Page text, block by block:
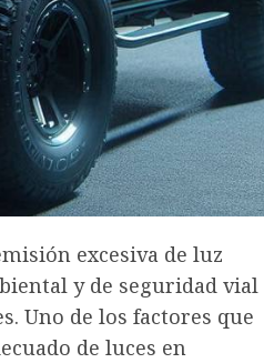
excesiva de luz
y de seguridad vial
Uno de los factores que
de luces en